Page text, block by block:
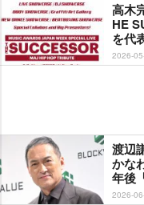
高木
HE
を代
2026-
渡辺
かな
年後
2026-